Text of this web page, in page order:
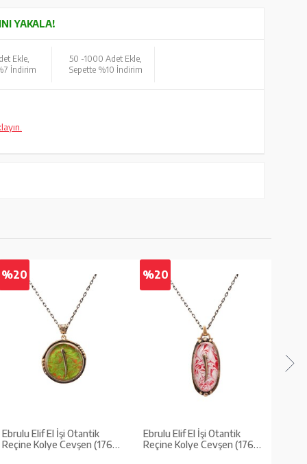
YAKALA!
Ekle,
İndirim
50 -1000 Adet Ekle,
Sepette %10 İndirim
%20
Ebrulu Elif El İşi Otantik
Reçine Kolye Cevşen (1767-
%20
Ebrulu Elif El İşi Otantik
Reçine Kolye Cevşen (1767-